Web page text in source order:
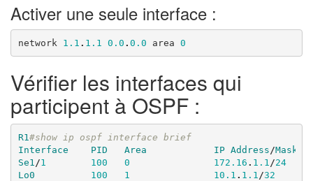
Activer une seule interface :
network 1.1 . 1.1 0.0 . 0.0 area 0
Vérifier les interfaces qui
participent à OSPF :
R1 #show ip ospf interface brief
Interface
PID Area IP Address /Mask
Se1 /1 100 0 172.16 . 1.1 /24
Lo0
100 1 10.1 . 1.1 /32